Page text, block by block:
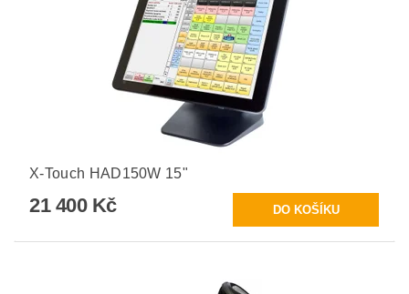
X-Touch HAD150W 15"
21 400 Kč